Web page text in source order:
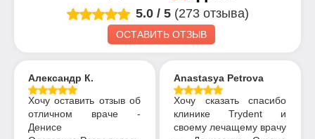
5.0 / 5 (273 отзыва)
ОСТАВИТЬ ОТЗЫВ
Александр К.
Хочу оставить отзыв об
отличном враче -
Денисе
Anastasya Petrova
Хочу сказать спасибо
клинике Trydent и
своему лечащему врачу